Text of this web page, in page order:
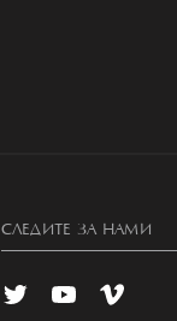
СЛЕДИТЕ ЗА НАМИ